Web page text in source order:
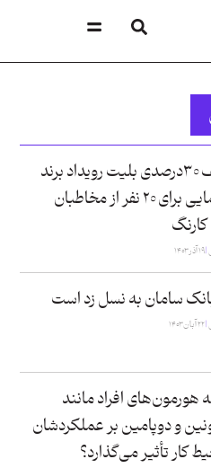
تخفیف ۳۰درصدی بلیت رویداد برند
کارفرمایی برای ۲۰ نفر از مخاطبان
کارنگ
۱۹ آذر ۱۴۰۳
سامان به نسل زد است
۲۲ آبان ۱۴۰۳
هورمون‌های افراد مانند
و دوپامین بر عملکردشان
کار تأثیر می‌گذارد؟